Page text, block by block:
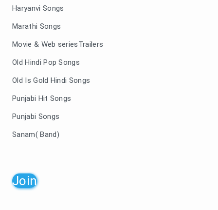
Haryanvi Songs
Marathi Songs
Movie & Web seriesTrailers
Old Hindi Pop Songs
Old Is Gold Hindi Songs
Punjabi Hit Songs
Punjabi Songs
Sanam( Band)
Join